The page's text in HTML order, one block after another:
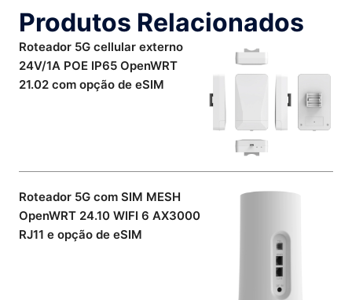
Produtos Relacionados
Roteador 5G cellular externo
24V/1A POE IP65 OpenWRT
21.02 com opção de eSIM
Roteador 5G com SIM MESH
OpenWRT 24.10 WIFI 6 AX3000
RJ11 e opção de eSIM